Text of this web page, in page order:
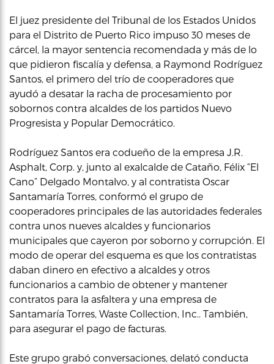
El juez presidente del Tribunal de los Estados Unidos
para el Distrito de Puerto Rico impuso 30 meses de
cárcel, la mayor sentencia recomendada y más de lo
que pidieron fiscalía y defensa, a Raymond Rodríguez
Santos, el primero del trío de cooperadores que
ayudó a desatar la racha de procesamiento por
sobornos contra alcaldes de los partidos Nuevo
Progresista y Popular Democrático.
Rodríguez Santos era codueño de la empresa J.R.
Asphalt, Corp. y, junto al exalcalde de Cataño, Félix “El
Cano” Delgado Montalvo, y al contratista Oscar
Santamaría Torres, conformó el grupo de
cooperadores principales de las autoridades federales
contra unos nueves alcaldes y funcionarios
municipales que cayeron por soborno y corrupción. El
modo de operar del esquema es que los contratistas
daban dinero en efectivo a alcaldes y otros
funcionarios a cambio de obtener y mantener
contratos para la asfaltera y una empresa de
Santamaría Torres, Waste Collection, Inc.. También,
para asegurar el pago de facturas.
Este grupo grabó conversaciones, delató conducta